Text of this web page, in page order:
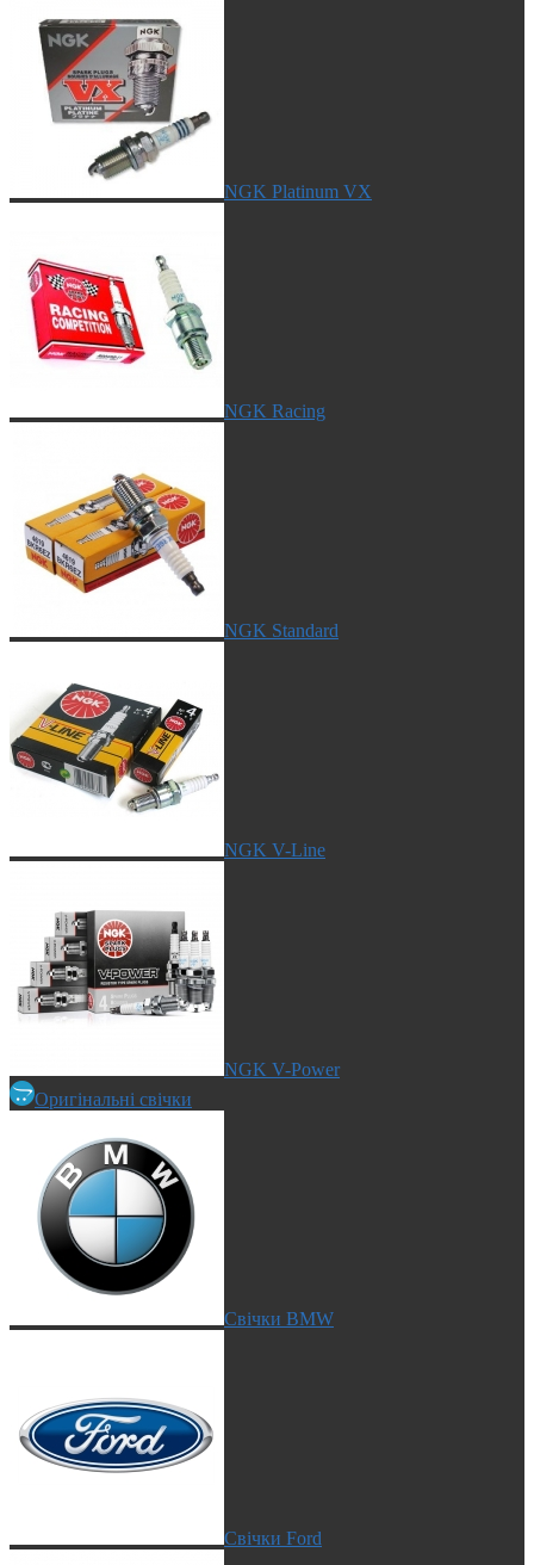
NGK Platinum VX
NGK Racing
NGK Standard
NGK V-Line
NGK V-Power
Оригінальні свічки
Свічки BMW
Свічки Ford